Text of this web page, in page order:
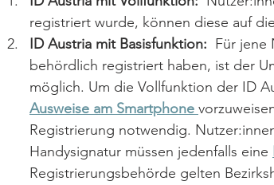
registriert wurde, können diese auf die
ID Austria mit Basisfunktion: Für jene
behördlich registriert haben, ist der
möglich. Um die Vollfunktion der ID
Ausweise am Smartphone
Registrierung notwendig.
Handysignatur müssen jedenfalls eine
Registrierungsbehörde gelten